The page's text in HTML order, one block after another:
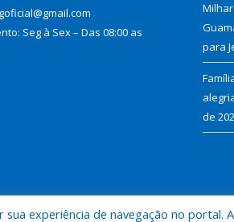
Seg à Sex – Das 08:00 as
para
de
sua experiência de navegação no